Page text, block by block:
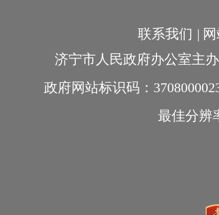
联系我们 |
济宁市人民政府办公室主
政府网站标识码：
最佳分辨